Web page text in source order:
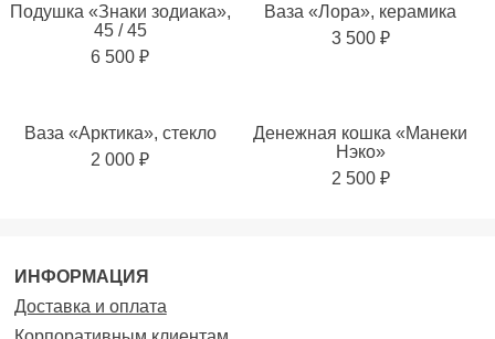
Подушка «Знаки зодиака»,
45 / 45
6 500 ₽
Ваза «Лора», керамика
3 500 ₽
Ваза «Арктика», стекло
2 000 ₽
Денежная кошка «Манеки
Нэко»
2 500 ₽
ИНФОРМАЦИЯ
Доставка и оплата